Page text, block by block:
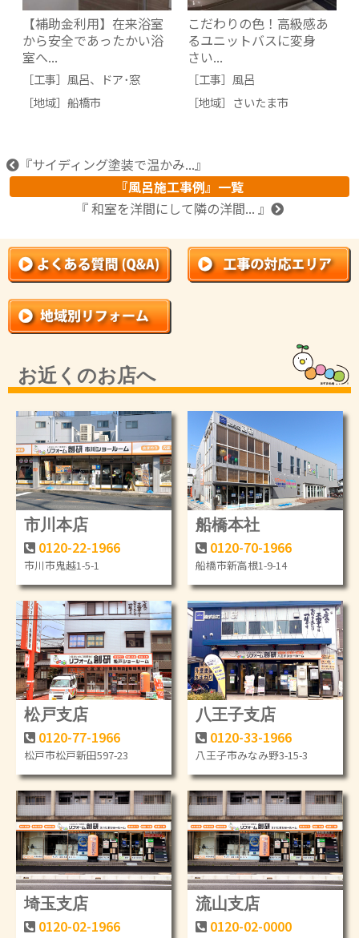
【補助金利用】在来浴室
から安全であったかい浴
室へ...
［工事］ 風呂、
ドア･窓
［地域］ 船橋市
こだわりの色！高級感あ
るユニットバスに変身
さい...
［工事］ 風呂
［地域］ さいたま市
『サイディング塗装で温かみ...』
『風呂施工事例』一覧
『 和室を洋間にして隣の洋間... 』
お近くのお店へ
市川本店
0120-22-1966
市川市鬼越1-5-1
船橋本社
0120-70-1966
船橋市新高根1-9-14
松戸支店
0120-77-1966
松戸市松戸新田597-23
八王子支店
0120-33-1966
八王子市みなみ野3-15-3
埼玉支店
0120-02-1966
流山支店
0120-02-0000